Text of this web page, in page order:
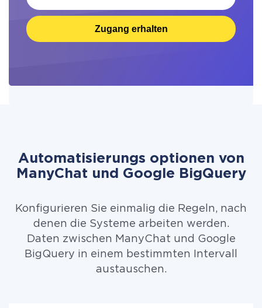
Zugang erhalten
Automatisierungs optionen von
ManyChat und Google BigQuery
Konfigurieren Sie einmalig die Regeln, nach
denen die Systeme arbeiten werden.
Daten zwischen ManyChat und Google
BigQuery in einem bestimmten Intervall
austauschen.